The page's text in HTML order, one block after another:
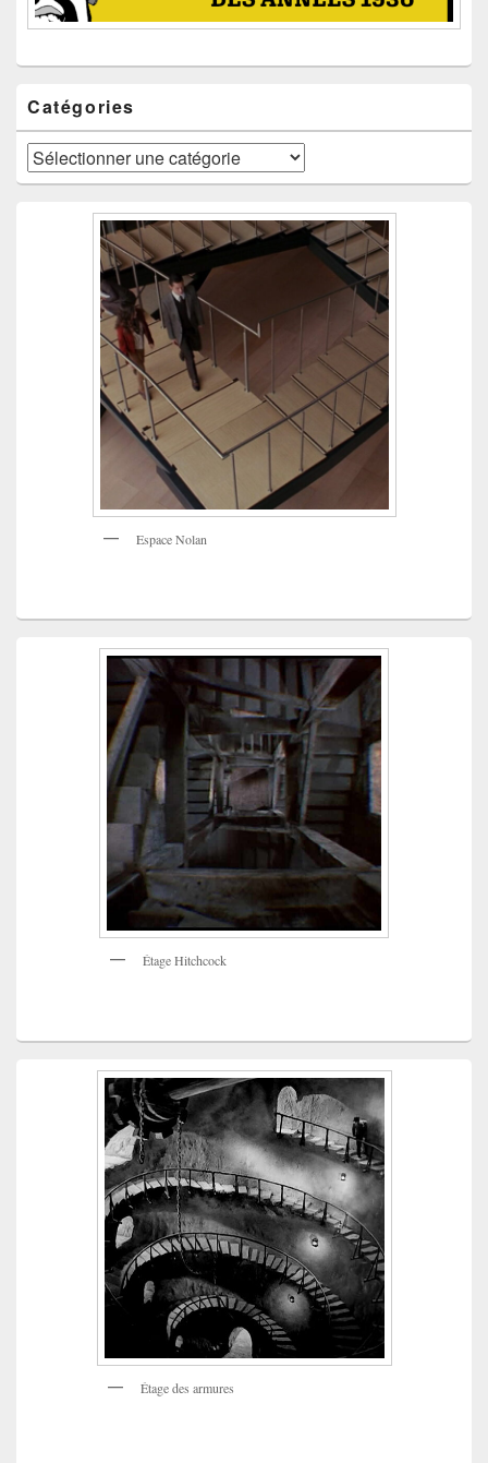
Catégories
Catégories
Espace Nolan
Étage Hitchcock
Étage des armures